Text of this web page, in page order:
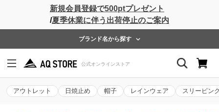
新規会員登録で500ptプレゼント
/夏季休業に伴う出荷停止のご案内
ブランド名から探す
アウトレット 日焼止め 帽子 レインウェア スリーピン